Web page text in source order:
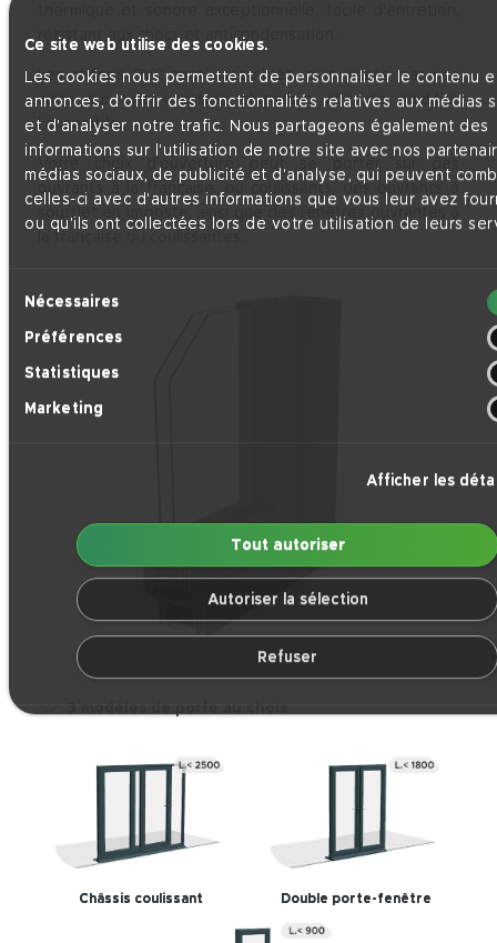
Ce site web utilise des cookies.
Les cookies nous permettent de personnaliser le contenu
annonces, d'offrir des fonctionnalités relatives aux médias
et d'analyser notre trafic. Nous partageons également des
informations sur l'utilisation de notre site avec nos
médias sociaux, de publicité et d'analyse, qui peuvent
celles-ci avec d'autres informations que vous leur avez
ou qu'ils ont collectées lors de votre utilisation de leurs
Sélection
Nécessaires
Préférences
Statistiques
Marketing
Afficher les
Tout autoriser
Autoriser la sélection
Refuser
résistant aux chocs et anticondensation.
Les châssis PVC sont assemblés, puis vissés par vos
soins sur une ossature aluminium afin de rigidifier
l’ensemble.
Votre choix d’ouverture peut se porter sur des
ouvrants à la française, ou coulissants, des ouvrants à
soufflet en imposte, ainsi que des fenêtres ouvrantes à
3 modèles de porte au choix
Châssis coulissant Double porte-fenêtre